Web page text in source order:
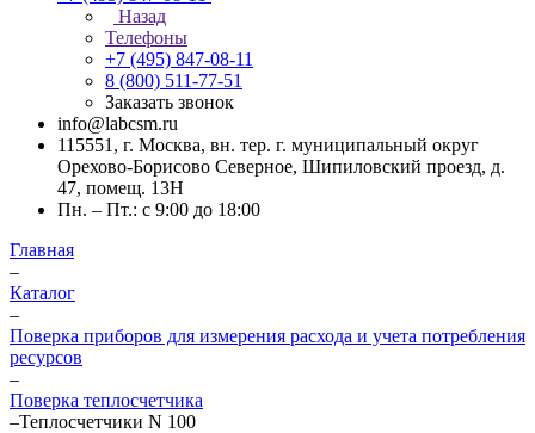
Назад
Телефоны
+7 (495) 847-08-11
8 (800) 511-77-51
Заказать звонок
info@labcsm.ru
115551, г. Москва, вн. тер. г. муниципальный округ
Орехово-Борисово Северное, Шипиловский проезд, д.
47, помещ. 13Н
Пн. – Пт.: с 9:00 до 18:00
Главная
–
Каталог
–
Поверка приборов для измерения расхода и учета потребления
ресурсов
–
Поверка теплосчетчика
–Теплосчетчики N 100